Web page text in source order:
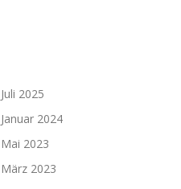
Juli 2025
Januar 2024
Mai 2023
März 2023